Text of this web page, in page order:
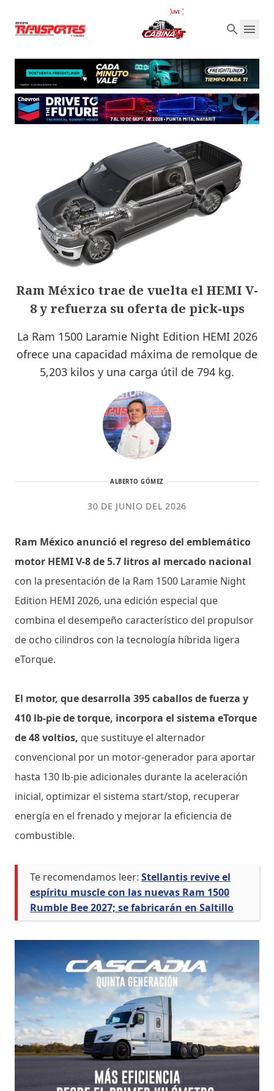
Ram México trae de vuelta el HEMI V-
8 y refuerza su oferta de pick-ups
La Ram 1500 Laramie Night Edition HEMI 2026
ofrece una capacidad máxima de remolque de
5,203 kilos y una carga útil de 794 kg.
ALBERTO GÓMEZ
30 DE JUNIO DEL 2026
Ram México anunció el regreso del emblemático
motor HEMI V-8 de 5.7 litros al mercado nacional
con la presentación de la Ram 1500 Laramie Night
Edition HEMI 2026, una edición especial que
combina el desempeño característico del propulsor
de ocho cilindros con la tecnología híbrida ligera
eTorque.
El motor, que desarrolla 395 caballos de fuerza y
410 lb-pie de torque, incorpora el sistema eTorque
de 48 voltios, que sustituye el alternador
convencional por un motor-generador para aportar
hasta 130 lb-pie adicionales durante la aceleración
inicial, optimizar el sistema start/stop, recuperar
energía en el frenado y mejorar la eficiencia de
combustible.
Te recomendamos leer: Stellantis revive el
espíritu muscle con las nuevas Ram 1500
Rumble Bee 2027; se fabricarán en Saltillo